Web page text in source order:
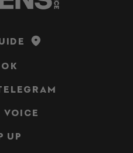
VOICE
UP